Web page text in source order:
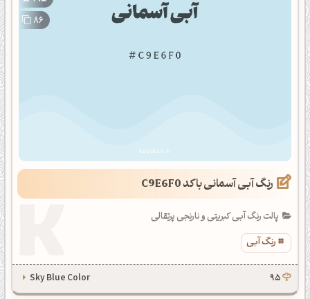
86
رنگ آبی آسمانی با کد C9E6F0
پالت رنگ آبی کبریتی و نارنجی پرتقالی
رنگ آبی
95
Sky Blue Color